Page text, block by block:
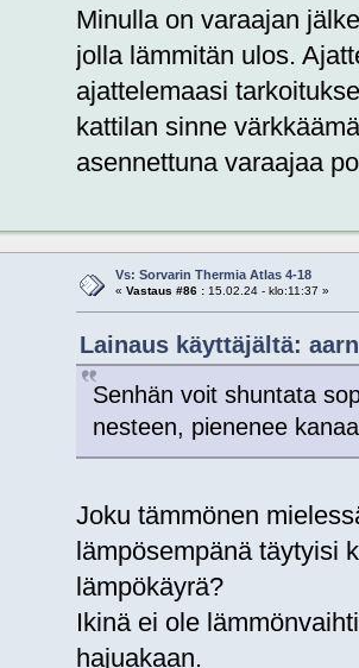
Minulla on varaajan
jolla lämmitän ulos.
ajattelemaasi
kattilan sinne
asennettuna varaajaa
Vs: Sorvarin Thermia Atlas 4-18
« Vastaus #86 :15.02.24 - klo:11:37 »
Lainaus käyttäjältä:
Senhän voit shuntata
nesteen, pienenee
Joku tämmönen
lämpösempänä täytyisi
lämpökäyrä?
Ikinä ei ole
hajuakaan.